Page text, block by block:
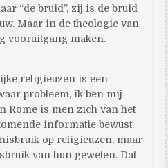
“de bruid”, zij is de bruid
Maar in de theologie van
vooruitgang maken.
religieuzen is een
probleem, ik ben mij
Rome is men zich van het
informatie bewust.
op religieuzen, maar
van hun geweten. Dat